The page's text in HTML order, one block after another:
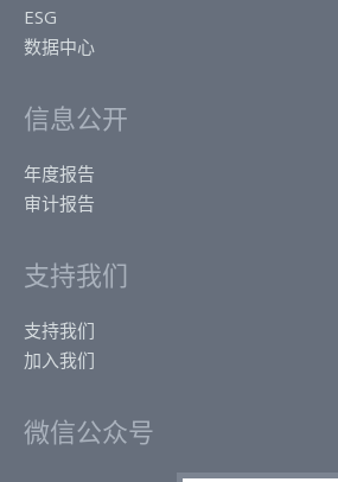
ESG
数据中心
信息公开
年度报告
审计报告
支持我们
支持我们
加入我们
微信公众号